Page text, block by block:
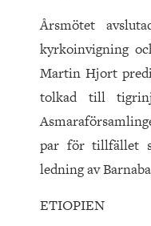
Årsmötet
kyrkoinvigning
Martin Hjort
tolkad till
par för tillfället
ledning av
ETIOPIEN